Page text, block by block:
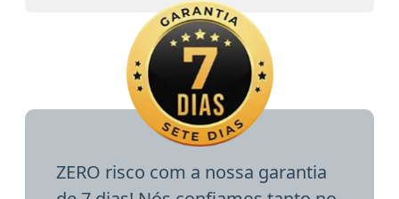
ZERO risco com a nossa garantia